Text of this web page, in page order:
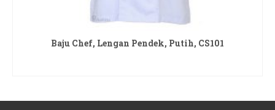
Baju Chef, Lengan Pendek, Putih, CS101